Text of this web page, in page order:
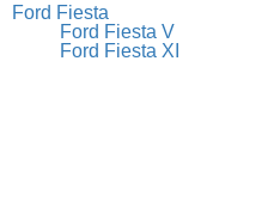
Ford Fiesta
Ford Fiesta V
Ford Fiesta XI